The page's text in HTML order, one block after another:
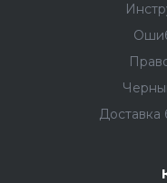
Доставка